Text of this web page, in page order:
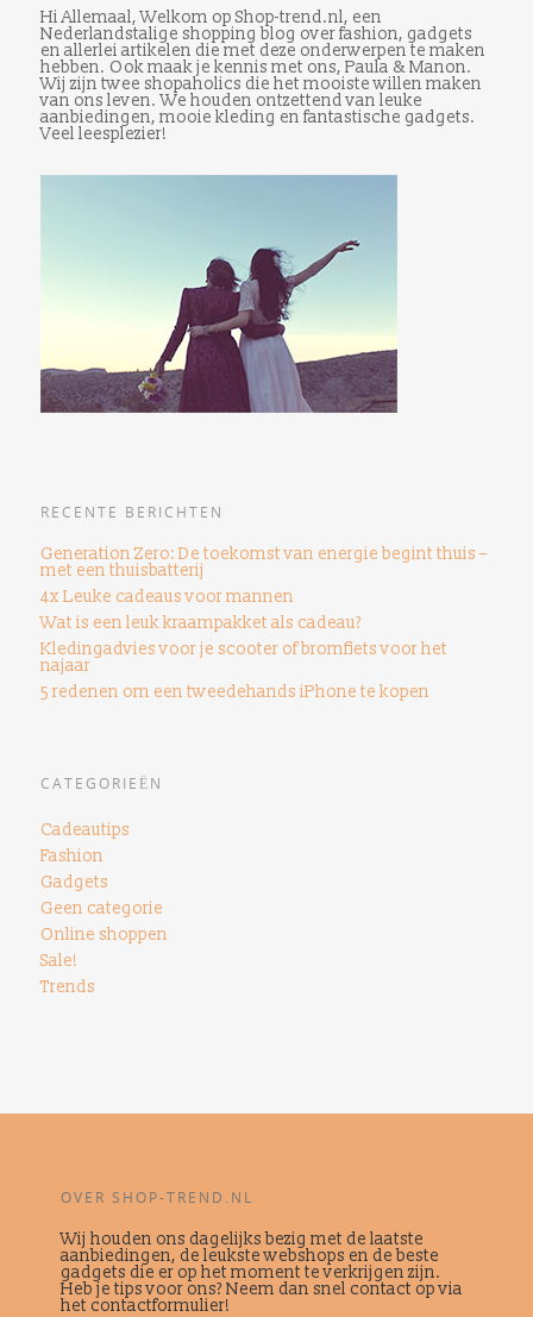
Hi Allemaal, Welkom op Shop-trend.nl, een
Nederlandstalige shopping blog over fashion, gadgets
en allerlei artikelen die met deze onderwerpen te maken
hebben. Ook maak je kennis met ons, Paula & Manon.
Wij zijn twee shopaholics die het mooiste willen maken
van ons leven. We houden ontzettend van leuke
aanbiedingen, mooie kleding en fantastische gadgets.
Veel leesplezier!
RECENTE BERICHTEN
Generation Zero: De toekomst van energie begint thuis –
met een thuisbatterij
4x Leuke cadeaus voor mannen
Wat is een leuk kraampakket als cadeau?
Kledingadvies voor je scooter of bromfiets voor het
najaar
5 redenen om een ​​tweedehands iPhone te kopen
CATEGORIEËN
Cadeautips
Fashion
Gadgets
Geen categorie
Online shoppen
Sale!
Trends
OVER SHOP-TREND.NL
Wij houden ons dagelijks bezig met de laatste
aanbiedingen, de leukste webshops en de beste
gadgets die er op het moment te verkrijgen zijn.
Heb je tips voor ons? Neem dan snel contact op via
het contactformulier!